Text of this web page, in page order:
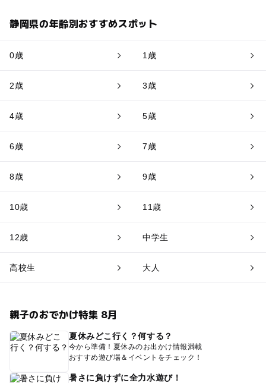
静岡県の年齢別おすすめスポット
0歳 1歳
2歳 3歳
4歳 5歳
6歳 7歳
8歳 9歳
10歳 11歳
12歳 中学生
高校生 大人
親子のおでかけ特集 8月
夏休みどこ行く？何する？
今から準備！夏休みのお出かけ情報満載
おすすめ遊び場＆イベントをチェック！
暑さに負けずに全力水遊び！